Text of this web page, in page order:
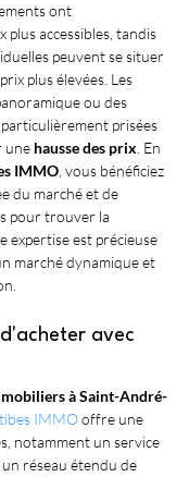
ont
plus accessibles, tandis
peuvent se situer
plus élevées. Les
ou des
prisées
une hausse des prix . En
IMMO , vous bénéficiez
du marché et de
pour trouver la
expertise est précieuse
marché dynamique et
avec
à Saint-André-
IMMO offre une
notamment un service
réseau étendu de